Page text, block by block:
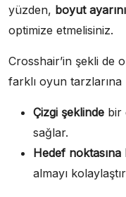
yüzden, boyut
optimize etmelisiniz.
Crosshair’in şekli de
farklı oyun
Çizgi şeklinde bir
sağlar.
Hedef
almayı